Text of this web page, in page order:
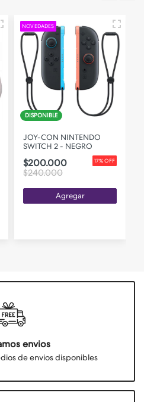
NOVEDADES
DISPONIBLE
JOY-CON NINTENDO
SWITCH 2 - NEGRO
17% OFF
$200.000
$240.000
Agregar
envios
de envios disponibles